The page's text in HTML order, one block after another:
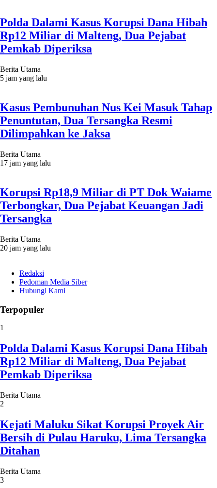
Polda Dalami Kasus Korupsi Dana Hibah
Rp12 Miliar di Malteng, Dua Pejabat
Pemkab Diperiksa
Berita Utama
5 jam yang lalu
Kasus Pembunuhan Nus Kei Masuk Tahap
Penuntutan, Dua Tersangka Resmi
Dilimpahkan ke Jaksa
Berita Utama
17 jam yang lalu
Korupsi Rp18,9 Miliar di PT Dok Waiame
Terbongkar, Dua Pejabat Keuangan Jadi
Tersangka
Berita Utama
20 jam yang lalu
Redaksi
Pedoman Media Siber
Hubungi Kami
Terpopuler
1
Polda Dalami Kasus Korupsi Dana Hibah
Rp12 Miliar di Malteng, Dua Pejabat
Pemkab Diperiksa
Berita Utama
2
Kejati Maluku Sikat Korupsi Proyek Air
Bersih di Pulau Haruku, Lima Tersangka
Ditahan
Berita Utama
3